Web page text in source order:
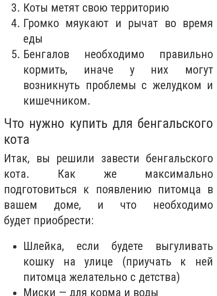
Коты метят свою территорию
Громко мяукают и рычат во время
еды
Бенгалов необходимо правильно
кормить, иначе у них могут
возникнуть проблемы с желудком и
кишечником.
Что нужно купить для бенгальского
кота
Итак, вы решили завести бенгальского
кота. Как же максимально
подготовиться к появлению питомца в
вашем доме, и что необходимо
будет приобрести:
Шлейка, если будете выгуливать
кошку на улице (приучать к ней
питомца желательно с детства)
Миски — для корма и воды